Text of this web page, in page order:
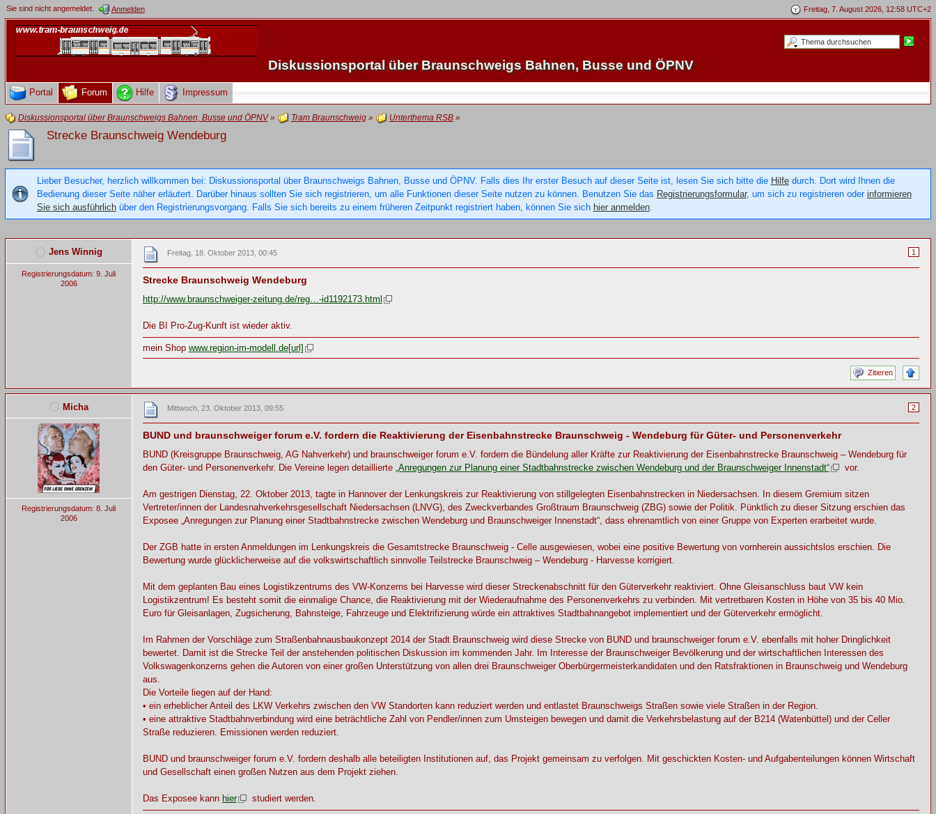
Freitag, 7. August 2026, 12:58 UTC+2
Sie sind nicht angemeldet. Anmelden
Diskussionsportal über Braunschweigs Bahnen, Busse und ÖPNV
Portal Forum Hilfe Impressum
Diskussionsportal über Braunschweigs Bahnen, Busse und ÖPNV» Tram Braunschweig» Unterthema RSB»
Strecke Braunschweig Wendeburg
Lieber Besucher, herzlich willkommen bei: Diskussionsportal über Braunschweigs Bahnen, Busse und ÖPNV. Falls dies Ihr erster Besuch auf dieser Seite ist, lesen Sie sich bitte die Hilfedurch. Dort wird Ihnen die
Bedienung dieser Seite näher erläutert. Darüber hinaus sollten Sie sich registrieren, um alle Funktionen dieser Seite nutzen zu können. Benutzen Sie das Registrierungsformular, um sich zu registrieren oder informieren
Sie sich ausführlichüber den Registrierungsvorgang. Falls Sie sich bereits zu einem früheren Zeitpunkt registriert haben, können Sie sich hier anmelden.
Jens Winnig
Registrierungsdatum: 9. Juli
2006
1
Freitag, 18. Oktober 2013, 00:45
Strecke Braunschweig Wendeburg
http://www.braunschweiger-zeitung.de/reg…-id1192173.html
Die BI Pro-Zug-Kunft ist wieder aktiv.
mein Shop www.region-im-modell.de[url]
Zitieren
Micha
Registrierungsdatum: 8. Juli
2006
2
Mittwoch, 23. Oktober 2013, 09:55
BUND und braunschweiger forum e.V. fordern die Reaktivierung der Eisenbahnstrecke Braunschweig - Wendeburg für Güter- und Personenverkehr
BUND (Kreisgruppe Braunschweig, AG Nahverkehr) und braunschweiger forum e.V. fordern die Bündelung aller Kräfte zur Reaktivierung der Eisenbahnstrecke Braunschweig – Wendeburg für
den Güter- und Personenverkehr. Die Vereine legen detaillierte „Anregungen zur Planung einer Stadtbahnstrecke zwischen Wendeburg und der Braunschweiger Innenstadt“ vor.
Am gestrigen Dienstag, 22. Oktober 2013, tagte in Hannover der Lenkungskreis zur Reaktivierung von stillgelegten Eisenbahnstrecken in Niedersachsen. In diesem Gremium sitzen
Vertreter/innen der Landesnahverkehrsgesellschaft Niedersachsen (LNVG), des Zweckverbandes Großtraum Braunschweig (ZBG) sowie der Politik. Pünktlich zu dieser Sitzung erschien das
Exposee „Anregungen zur Planung einer Stadtbahnstrecke zwischen Wendeburg und Braunschweiger Innenstadt“, dass ehrenamtlich von einer Gruppe von Experten erarbeitet wurde.
Der ZGB hatte in ersten Anmeldungen im Lenkungskreis die Gesamtstrecke Braunschweig - Celle ausgewiesen, wobei eine positive Bewertung von vornherein aussichtslos erschien. Die
Bewertung wurde glücklicherweise auf die volkswirtschaftlich sinnvolle Teilstrecke Braunschweig – Wendeburg - Harvesse korrigiert.
Mit dem geplanten Bau eines Logistikzentrums des VW-Konzerns bei Harvesse wird dieser Streckenabschnitt für den Güterverkehr reaktiviert. Ohne Gleisanschluss baut VW kein
Logistikzentrum! Es besteht somit die einmalige Chance, die Reaktivierung mit der Wiederaufnahme des Personenverkehrs zu verbinden. Mit vertretbaren Kosten in Höhe von 35 bis 40 Mio.
Euro für Gleisanlagen, Zugsicherung, Bahnsteige, Fahrzeuge und Elektrifizierung würde ein attraktives Stadtbahnangebot implementiert und der Güterverkehr ermöglicht.
Im Rahmen der Vorschläge zum Straßenbahnausbaukonzept 2014 der Stadt Braunschweig wird diese Strecke von BUND und braunschweiger forum e.V. ebenfalls mit hoher Dringlichkeit
bewertet. Damit ist die Strecke Teil der anstehenden politischen Diskussion im kommenden Jahr. Im Interesse der Braunschweiger Bevölkerung und der wirtschaftlichen Interessen des
Volkswagenkonzerns gehen die Autoren von einer großen Unterstützung von allen drei Braunschweiger Oberbürgermeisterkandidaten und den Ratsfraktionen in Braunschweig und Wendeburg
aus.
Die Vorteile liegen auf der Hand:
• ein erheblicher Anteil des LKW Verkehrs zwischen den VW Standorten kann reduziert werden und entlastet Braunschweigs Straßen sowie viele Straßen in der Region.
• eine attraktive Stadtbahnverbindung wird eine beträchtliche Zahl von Pendler/innen zum Umsteigen bewegen und damit die Verkehrsbelastung auf der B214 (Watenbüttel) und der Celler
Straße reduzieren. Emissionen werden reduziert.
BUND und braunschweiger forum e.V. fordern deshalb alle beteiligten Institutionen auf, das Projekt gemeinsam zu verfolgen. Mit geschickten Kosten- und Aufgabenteilungen können Wirtschaft
und Gesellschaft einen großen Nutzen aus dem Projekt ziehen.
Das Exposee kann hier studiert werden.